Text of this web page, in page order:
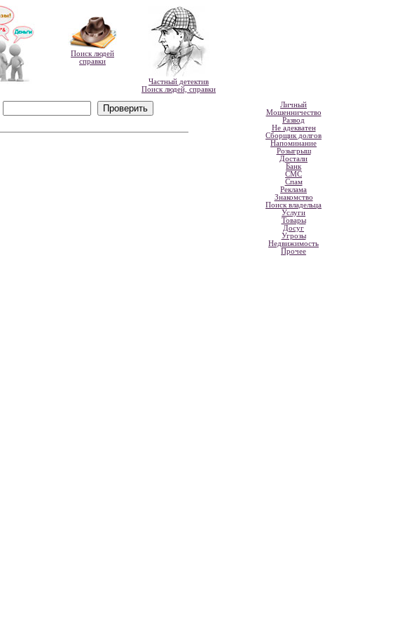
Поиск людей
справки
Частный детектив
Поиск людей, справки
Личный
Мошенничество
Развод
Не адекватен
Сборщик долгов
Напоминание
Розыгрыш
Достали
Банк
СМС
Спам
Реклама
Знакомство
Поиск владельца
Услуги
Товары
Досуг
Угрозы
Недвижимость
Прочее